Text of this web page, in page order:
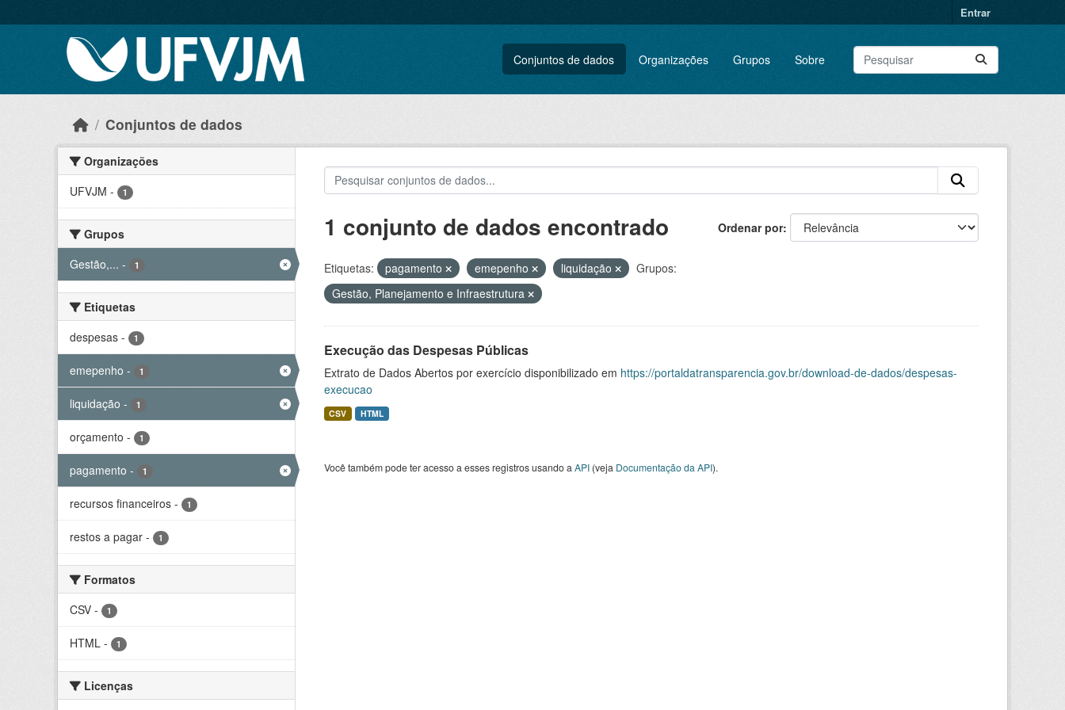
Entrar
Conjuntos de dados Organizações Grupos Sobre
Conjuntos de dados
Organizações
UFVJM - 1
Grupos
Gestão,... - 1
Etiquetas
despesas - 1
emepenho - 1
liquidação - 1
orçamento - 1
pagamento - 1
recursos financeiros - 1
restos a pagar - 1
Formatos
CSV - 1
HTML - 1
Licenças
Ordenar por
1 conjunto de dados encontrado
Etiquetas: pagamento emepenho liquidação
Grupos:
Gestão, Planejamento e Infraestrutura
Execução das Despesas Públicas
Extrato de Dados Abertos por exercício disponibilizado em https://portaldatransparencia.gov.br/download-de-dados/despesas-
execucao
CSV HTML
Você também pode ter acesso a esses registros usando a API(veja Documentação da API).